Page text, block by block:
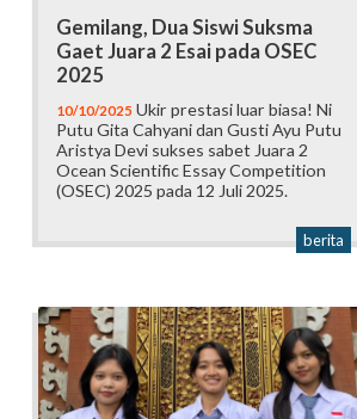
Gemilang, Dua Siswi Suksma
Gaet Juara 2 Esai pada OSEC
2025
10/10/2025 Ukir prestasi luar biasa! Ni
Putu Gita Cahyani dan Gusti Ayu Putu
Aristya Devi sukses sabet Juara 2
Ocean Scientific Essay Competition
(OSEC) 2025 pada 12 Juli 2025.
berita